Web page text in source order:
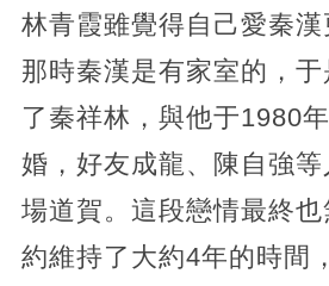
林青霞雖覺得自己愛秦漢
那時秦漢是有家室的，
了秦祥林，與他于1980
婚，好友成龍、陳自強
場道賀。這段戀情最終
約維持了大約4年的時間